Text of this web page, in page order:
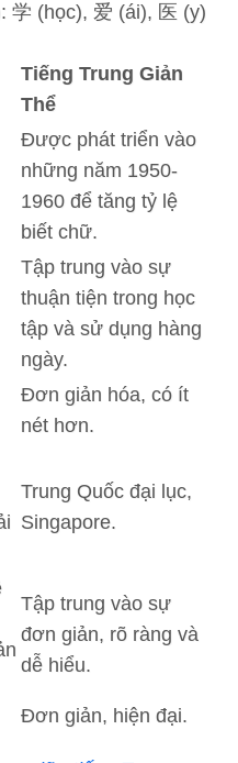
学 (học), 爱 (ái), 医 (y)
Tiếng Trung Giản
Thể
Được phát triển vào
những năm 1950-
1960 để tăng tỷ lệ
biết chữ.
Tập trung vào sự
thuận tiện trong học
tập và sử dụng hàng
ngày.
Đơn giản hóa, có ít
nét hơn.
Trung Quốc đại lục,
Singapore.
Tập trung vào sự
đơn giản, rõ ràng và
dễ hiểu.
Đơn giản, hiện đại.